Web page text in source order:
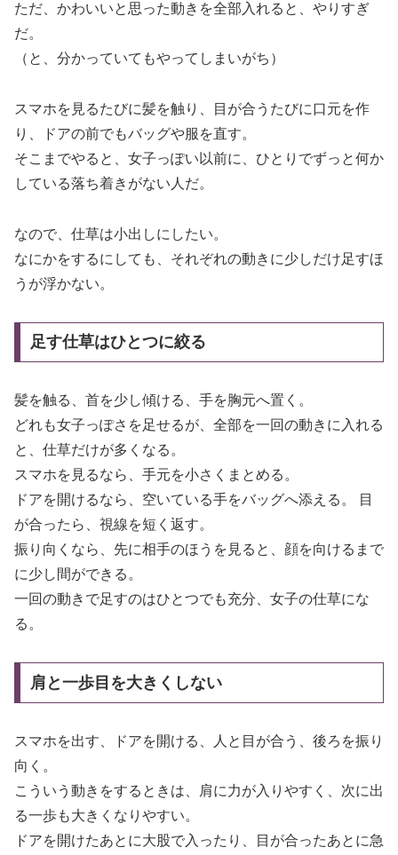
ただ、かわいいと思った動きを全部入れると、やりすぎ
だ。
（と、分かっていてもやってしまいがち）
スマホを見るたびに髪を触り、目が合うたびに口元を作
り、ドアの前でもバッグや服を直す。
そこまでやると、女子っぽい以前に、ひとりでずっと何か
している落ち着きがない人だ。
なので、仕草は小出しにしたい。
なにかをするにしても、それぞれの動きに少しだけ足すほ
うが浮かない。
足す仕草はひとつに絞る
髪を触る、首を少し傾ける、手を胸元へ置く。
どれも女子っぽさを足せるが、全部を一回の動きに入れる
と、仕草だけが多くなる。
スマホを見るなら、手元を小さくまとめる。
ドアを開けるなら、空いている手をバッグへ添える。 目
が合ったら、視線を短く返す。
振り向くなら、先に相手のほうを見ると、顔を向けるまで
に少し間ができる。
一回の動きで足すのはひとつでも充分、女子の仕草にな
る。
肩と一歩目を大きくしない
スマホを出す、ドアを開ける、人と目が合う、後ろを振り
向く。
こういう動きをするときは、肩に力が入りやすく、次に出
る一歩も大きくなりやすい。
ドアを開けたあとに大股で入ったり、目が合ったあとに急